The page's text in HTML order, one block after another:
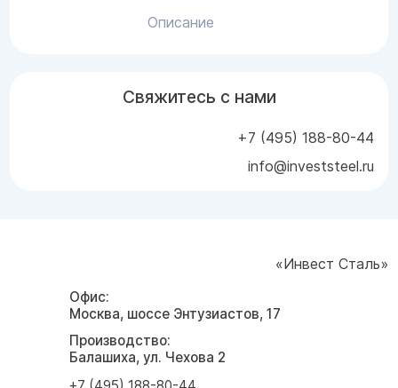
Описание
Свяжитесь с нами
+7 (495) 188-80-44
info@investsteel.ru
«Инвест Сталь»
Офис:
Москва, шоссе Энтузиастов, 17
Производство:
Балашиха, ул. Чехова 2